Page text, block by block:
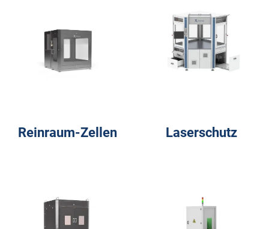
Reinraum-Zellen Laserschutz